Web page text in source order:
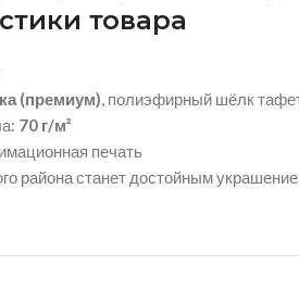
товара
(премиум), полиэфирный шёлк
70 г/м²
печать
района станет достойным